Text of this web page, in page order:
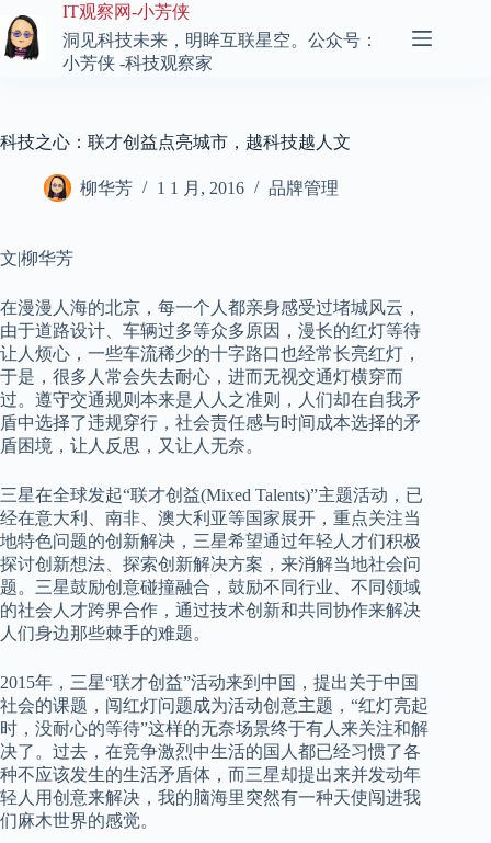
至
内
IT观察网-小芳侠
洞见科技未来，明眸互联星空。公众号：
小芳侠 -科技观察家
科技之心：联才创益点亮城市，越科技越人文
柳华芳 1 1 月, 2016 品牌管理
文|柳华芳
在漫漫人海的北京，每一个人都亲身感受过堵城风云，
由于道路设计、车辆过多等众多原因，漫长的红灯等待
让人烦心，一些车流稀少的十字路口也经常长亮红灯，
于是，很多人常会失去耐心，进而无视交通灯横穿而
过。遵守交通规则本来是人人之准则，人们却在自我矛
盾中选择了违规穿行，社会责任感与时间成本选择的矛
盾困境，让人反思，又让人无奈。
三星在全球发起“联才创益(Mixed Talents)”主题活动，已
经在意大利、南非、澳大利亚等国家展开，重点关注当
地特色问题的创新解决，三星希望通过年轻人才们积极
探讨创新想法、探索创新解决方案，来消解当地社会问
题。三星鼓励创意碰撞融合，鼓励不同行业、不同领域
的社会人才跨界合作，通过技术创新和共同协作来解决
人们身边那些棘手的难题。
2015年，三星“联才创益”活动来到中国，提出关于中国
社会的课题，闯红灯问题成为活动创意主题，“红灯亮起
时，没耐心的等待”这样的无奈场景终于有人来关注和解
决了。过去，在竞争激烈中生活的国人都已经习惯了各
种不应该发生的生活矛盾体，而三星却提出来并发动年
轻人用创意来解决，我的脑海里突然有一种天使闯进我
们麻木世界的感觉。